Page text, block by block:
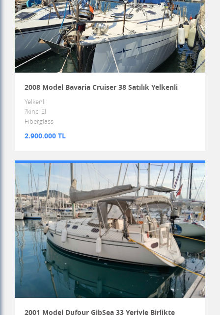
2008 Model Bavaria Cruiser 38 Satılık Yelkenli
Yelkenli
?kinci El
Fiberglass
2.900.000 TL
2001 Model Dufour GibSea 33 Yeriyle Birlikte